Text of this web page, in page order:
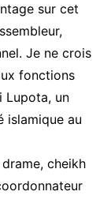
sur cet
Je ne crois
fonctions
Lupota, un
islamique au
cheikh